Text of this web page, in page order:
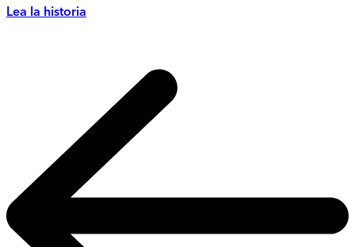
Lea la historia